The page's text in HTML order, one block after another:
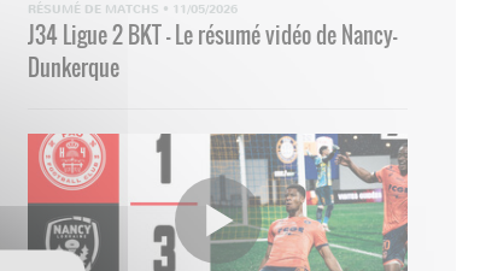
RÉSUMÉ DE MATCHS • 11/05/2026
J34 Ligue 2 BKT - Le résumé vidéo de Nancy-
Dunkerque